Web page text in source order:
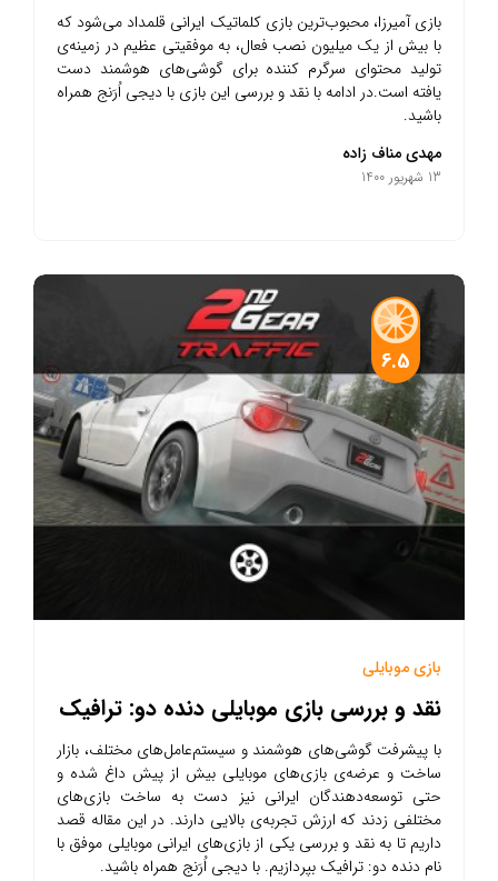
بازی آمیرزا، محبوب‌ترین بازی کلماتیک ایرانی قلمداد می‌شود که
با بیش از یک میلیون نصب فعال، به موفقیتی عظیم در زمینه‌ی
تولید محتوای سرگرم کننده برای گوشی‌های هوشمند دست
یافته است.در ادامه با نقد و بررسی این بازی با دیجی اُرَنج همراه
باشید.
مهدی مناف زاده
13 شهریور 1400
6.5
بازی موبایلی
نقد و بررسی بازی موبایلی دنده دو: ترافیک
با پیشرفت گوشی‌های هوشمند و سیستم‌عامل‌های مختلف، بازار
ساخت و عرضه‌ی بازی‌های موبایلی بیش از پیش داغ شده و
حتی توسعه‌دهندگان ایرانی نیز دست به ساخت بازی‌های
مختلفی زدند که ارزش تجربه‌ی بالایی دارند. در این مقاله قصد
داریم تا به نقد و بررسی یکی از بازی‌های ایرانی موبایلی موفق با
نام دنده دو: ترافیک بپردازیم. با دیجی اُرَنج همراه باشید.